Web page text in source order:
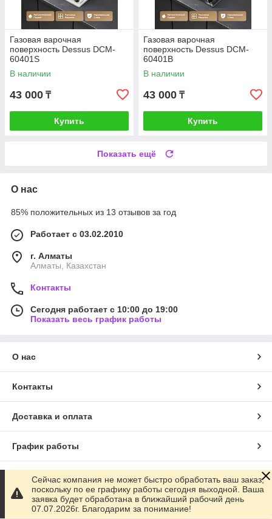
Газовая варочная
поверхность Dessus DCM-
60401S
В наличии
43 000 ₸
Купить
Газовая варочная
поверхность Dessus DCM-
60401B
В наличии
43 000 ₸
Купить
Показать ещё
О нас
85% положительных из 13 отзывов за год
Работает с 03.02.2010
г. Алматы
Алматы, Казахстан
Контакты
Сегодня работает с 10:00 до 19:00
Показать весь график работы
О нас
Контакты
Доставка и оплата
График работы
Полная версия сайта
Сайт создан на маркетплейсе Satu.kz
Сейчас компания не может быстро обработать ваш заказ,
поскольку по ее графику работы сегодня выходной. Ваша
заявка будет обработана в ближайший рабочий день
07.07.2026г. Благодарим за понимание!